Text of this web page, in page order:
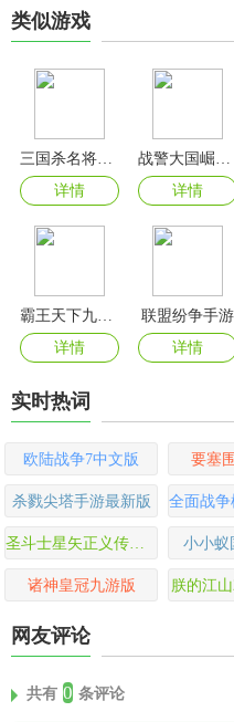
类似游戏
三国杀名将传无限玉璧全武将版
详情
详情
霸王天下九游官方版
详情
联盟纷争手游
详情
实时热词
欧陆战争7中文版 要塞
杀戮尖塔手游最新版
小小蚁
诸神皇冠九游版 朕的江
网友评论
共有 0 条评论